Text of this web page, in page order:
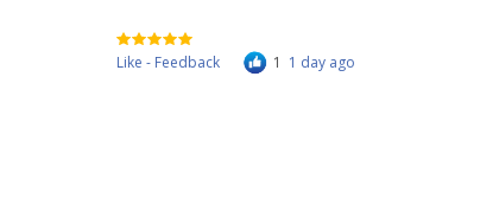
Like - Feedback 1 1 day ago